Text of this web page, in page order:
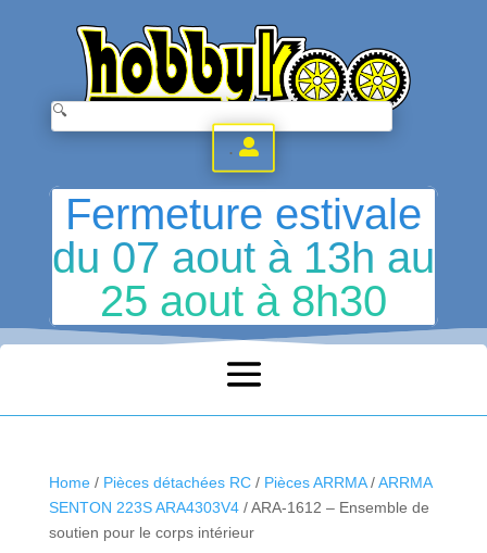
.
Fermeture estivale
du 07 aout à 13h au
25 aout à 8h30
Home/ Pièces détachées RC/ Pièces ARRMA/ARRMA
SENTON 223S ARA4303V4/ ARA-1612 – Ensemble de
soutien pour le corps intérieur